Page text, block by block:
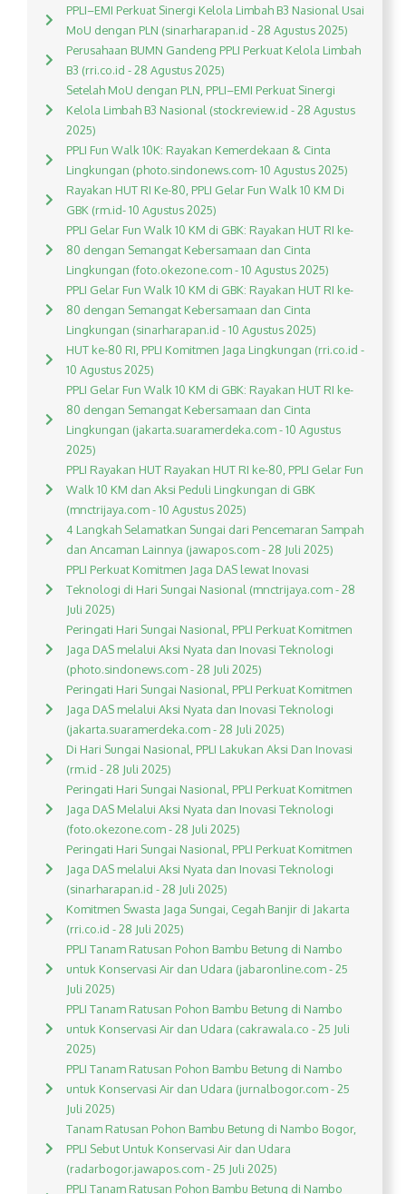
PPLI–EMI Perkuat Sinergi Kelola Limbah B3 Nasional Usai
MoU dengan PLN (sinarharapan.id - 28 Agustus 2025)
Perusahaan BUMN Gandeng PPLI Perkuat Kelola Limbah
B3 (rri.co.id - 28 Agustus 2025)
Setelah MoU dengan PLN, PPLI–EMI Perkuat Sinergi
Kelola Limbah B3 Nasional (stockreview.id - 28 Agustus
2025)
PPLI Fun Walk 10K: Rayakan Kemerdekaan & Cinta
Lingkungan (photo.sindonews.com- 10 Agustus 2025)
Rayakan HUT RI Ke-80, PPLI Gelar Fun Walk 10 KM Di
GBK (rm.id- 10 Agustus 2025)
PPLI Gelar Fun Walk 10 KM di GBK: Rayakan HUT RI ke-
80 dengan Semangat Kebersamaan dan Cinta
Lingkungan (foto.okezone.com - 10 Agustus 2025)
PPLI Gelar Fun Walk 10 KM di GBK: Rayakan HUT RI ke-
80 dengan Semangat Kebersamaan dan Cinta
Lingkungan (sinarharapan.id - 10 Agustus 2025)
HUT ke-80 RI, PPLI Komitmen Jaga Lingkungan (rri.co.id -
10 Agustus 2025)
PPLI Gelar Fun Walk 10 KM di GBK: Rayakan HUT RI ke-
80 dengan Semangat Kebersamaan dan Cinta
Lingkungan (jakarta.suaramerdeka.com - 10 Agustus
2025)
PPLI Rayakan HUT Rayakan HUT RI ke-80, PPLI Gelar Fun
Walk 10 KM dan Aksi Peduli Lingkungan di GBK
(mnctrijaya.com - 10 Agustus 2025)
4 Langkah Selamatkan Sungai dari Pencemaran Sampah
dan Ancaman Lainnya (jawapos.com - 28 Juli 2025)
PPLI Perkuat Komitmen Jaga DAS lewat Inovasi
Teknologi di Hari Sungai Nasional (mnctrijaya.com - 28
Juli 2025)
Peringati Hari Sungai Nasional, PPLI Perkuat Komitmen
Jaga DAS melalui Aksi Nyata dan Inovasi Teknologi
(photo.sindonews.com - 28 Juli 2025)
Peringati Hari Sungai Nasional, PPLI Perkuat Komitmen
Jaga DAS melalui Aksi Nyata dan Inovasi Teknologi
(jakarta.suaramerdeka.com - 28 Juli 2025)
Di Hari Sungai Nasional, PPLI Lakukan Aksi Dan Inovasi
(rm.id - 28 Juli 2025)
Peringati Hari Sungai Nasional, PPLI Perkuat Komitmen
Jaga DAS Melalui Aksi Nyata dan Inovasi Teknologi
(foto.okezone.com - 28 Juli 2025)
Peringati Hari Sungai Nasional, PPLI Perkuat Komitmen
Jaga DAS melalui Aksi Nyata dan Inovasi Teknologi
(sinarharapan.id - 28 Juli 2025)
Komitmen Swasta Jaga Sungai, Cegah Banjir di Jakarta
(rri.co.id - 28 Juli 2025)
PPLI Tanam Ratusan Pohon Bambu Betung di Nambo
untuk Konservasi Air dan Udara (jabaronline.com - 25
Juli 2025)
PPLI Tanam Ratusan Pohon Bambu Betung di Nambo
untuk Konservasi Air dan Udara (cakrawala.co - 25 Juli
2025)
PPLI Tanam Ratusan Pohon Bambu Betung di Nambo
untuk Konservasi Air dan Udara (jurnalbogor.com - 25
Juli 2025)
Tanam Ratusan Pohon Bambu Betung di Nambo Bogor,
PPLI Sebut Untuk Konservasi Air dan Udara
(radarbogor.jawapos.com - 25 Juli 2025)
PPLI Tanam Ratusan Pohon Bambu Betung di Nambo